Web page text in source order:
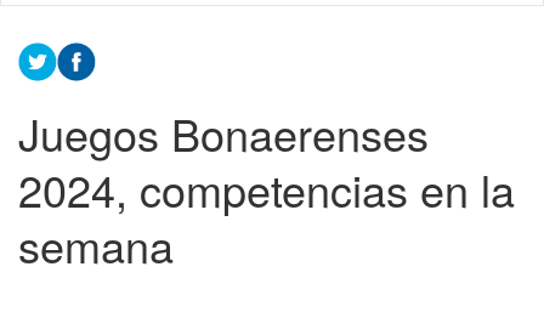
Contenido
principal
Juegos Bonaerenses
2024, competencias en la
semana